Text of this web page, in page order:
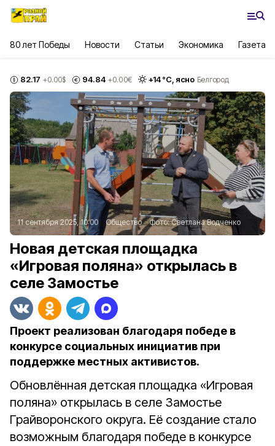
80 лет Победы Новости Статьи Экономика Газета
82.17 +0.00$ 94.84 +0.00€ +14°С, ясно Белгород
11 сентября 2025, 10:00 Общество Фото:Светлана Водченко
Новая детская площадка
«Игровая поляна» открылась в
селе Замостье
Проект реализован благодаря победе в
конкурсе социальных инициатив при
поддержке местных активистов.
Обновлённая детская площадка «Игровая
поляна» открылась в селе Замостье
Грайворонского округа. Её создание стало
возможным благодаря победе в конкурсе